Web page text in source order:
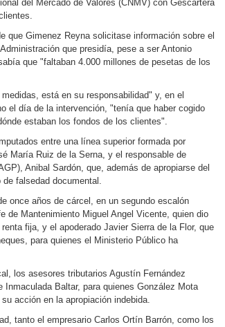
del Mercado de Valores (CNMV) con Gescartera
que Gimenez Reyna solicitase información sobre el
que presidía, pese a ser Antonio
que "faltaban 4.000 millones de pesetas de los
está en su responsabilidad" y, en el
el día de la intervención, "tenía que haber cogido
estaban los fondos de los clientes".
entre una línea superior formada por
María Ruiz de la Serna, y el responsable de
Anibal Sardón, que, además de apropiarse del
falsedad documental.
once años de cárcel, en un segundo escalón
de Mantenimiento Miguel Angel Vicente, quien dio
fija, y el apoderado Javier Sierra de la Flor, que
para quienes el Ministerio Público ha
los asesores tributarios Agustín Fernández
Baltar, para quienes González Mota
acción en la apropiación indebida.
tanto el empresario Carlos Ortín Barrón, como los